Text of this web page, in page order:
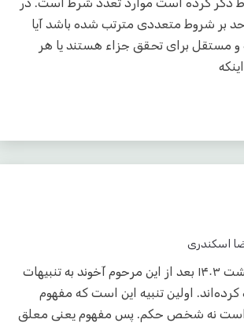
ذکر کرده است موارد تعدد شرط است. در
بر شروط متعددی مترتب شده باشد آیا
و مستقل برای تحقق جزاء هستند یا هر
اسکندری
یکشنبه، ۲۳ اردیبهشت ۱۴۰۳ بعد از این مرحوم آخوند به تنبیهات
اولین تنبیه این است که مفهوم
است نه شخص حکم. پس مفهوم یعنی معلق